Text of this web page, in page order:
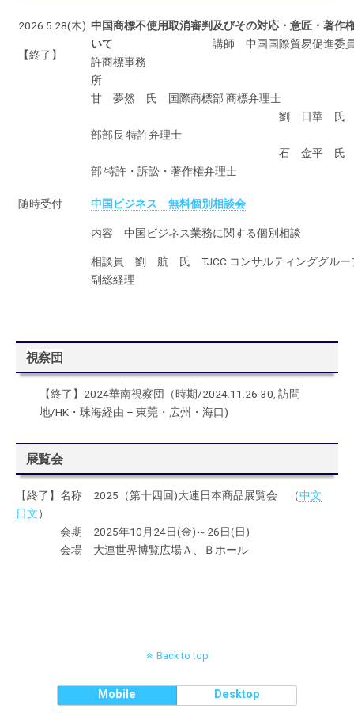
2026.5.28(木)
【終了】
中国商標不使用取消審判及びその対応・意匠・著作
いて 講師 中国国際貿易促進委
許商標事務
甘 夢然 氏 国際商標部 商標弁理士
劉 日華 氏 機
部部長 特許弁理士
石 金平 氏 法
部 特許・訴訟・著作権弁理士
随時受付 中国ビジネス 無料個別相談会
内容 中国ビジネス業務に関する個別相談
相談員 劉 航 氏 TJCC コンサルティンググル
副総経理
視察団
【終了】2024華南視察団（時期/2024.11.26-30, 訪問
地/HK・珠海経由 – 東莞・広州・海口)
展覧会
【終了】名称 2025（第十四回)大連日本商品展覧会 （中文
日文）
会期 2025年10月24日(金)～26日(日)
会場 大連世界博覧広場Ａ、Ｂホール
Back to top
Mobile Desktop